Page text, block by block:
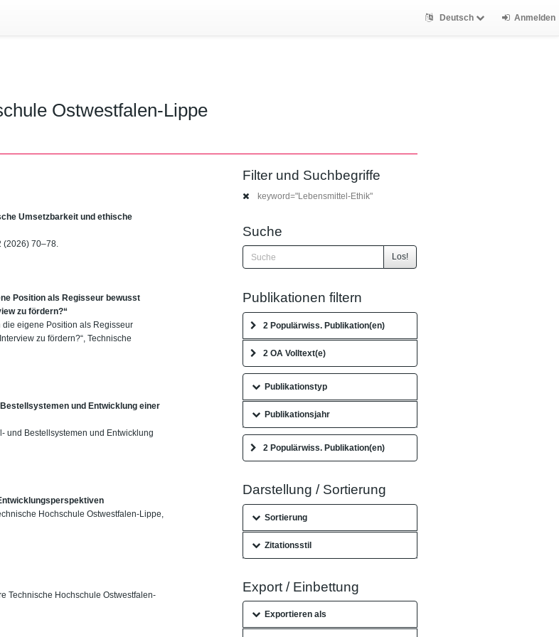
Deutsch Anmelden
Ostwestfalen-Lippe
Umsetzbarkeit und ethische
(2026) 70–78.
Position als Regisseur bewusst
zu fördern?“
die eigene Position als Regisseur
zu fördern?“, Technische
und Entwicklung einer
und Bestellsystemen und Entwicklung
Hochschule Ostwestfalen-Lippe,
Technische Hochschule Ostwestfalen-
Filter und Suchbegriffe
keyword="Lebensmittel-Ethik"
Suche
Los!
Publikationen filtern
2 Populärwiss. Publikation(en)
2 OA Volltext(e)
Publikationstyp
Publikationsjahr
2 Populärwiss. Publikation(en)
Darstellung / Sortierung
Sortierung
Zitationsstil
Export / Einbettung
Exportieren als